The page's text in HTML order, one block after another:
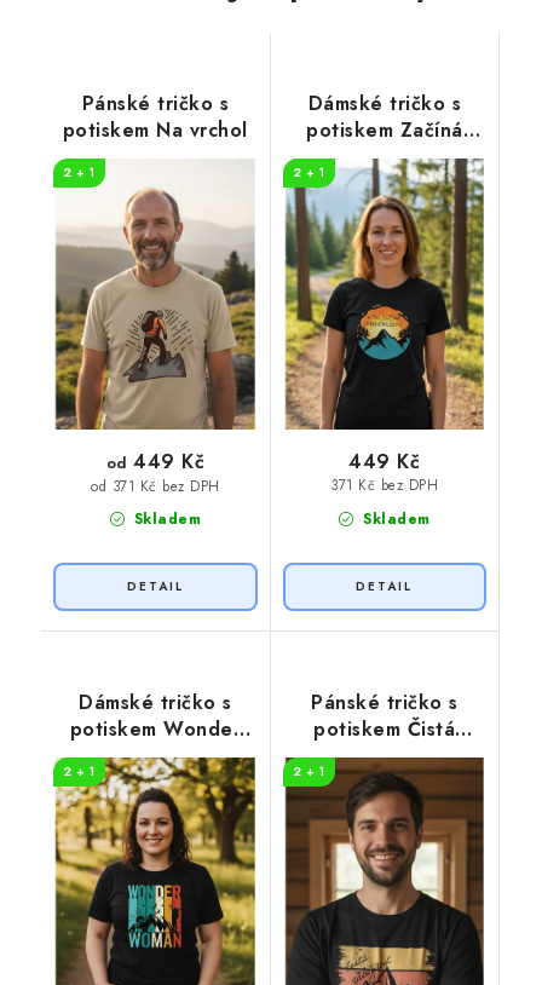
Pánské tričko s
potiskem Na vrchol
2 + 1
Skladem
od 371 Kč bez DPH
od 449 Kč
Dámské tričko s
potiskem Začíná
dobrodružství
2 + 1
Skladem
371 Kč bez DPH
449 Kč
Dámské tričko s
potiskem Wonder
woman
2 + 1
Pánské tričko s
potiskem Čistá
záležitost pruhy
2 + 1